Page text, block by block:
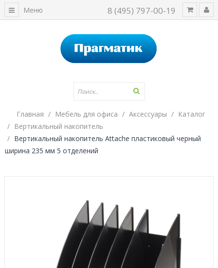
8 (495) 797-00-19
Меню
Главная Мебель для офиса Аксессуары
Каталог
Вертикальный накопитель
Вертикальный накопитель Attache пластиковый черный
ширина 235 мм 5 отделений